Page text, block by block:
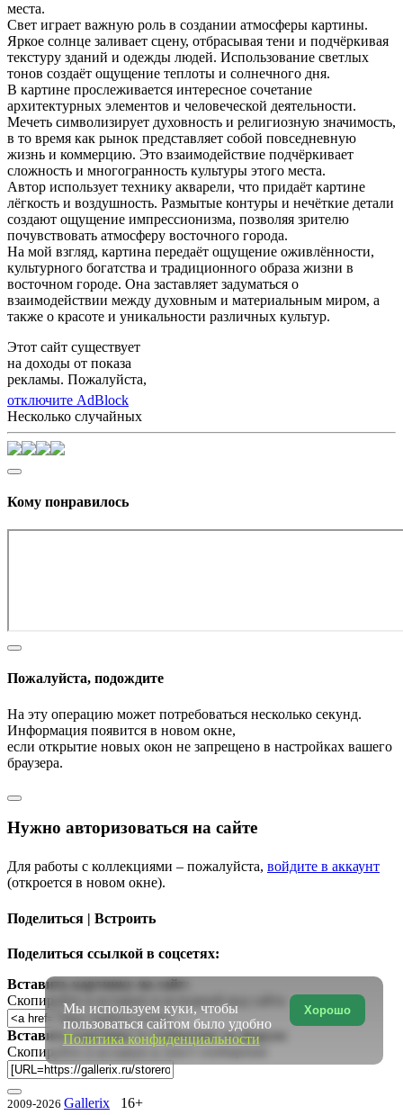
места.
Свет играет важную роль в создании атмосферы картины.
Яркое солнце заливает сцену, отбрасывая тени и подчёркивая
текстуру зданий и одежды людей. Использование светлых
тонов создаёт ощущение теплоты и солнечного дня.
В картине прослеживается интересное сочетание
архитектурных элементов и человеческой деятельности.
Мечеть символизирует духовность и религиозную значимость,
в то время как рынок представляет собой повседневную
жизнь и коммерцию. Это взаимодействие подчёркивает
сложность и многогранность культуры этого места.
Автор использует технику акварели, что придаёт картине
лёгкость и воздушность. Размытые контуры и нечёткие детали
создают ощущение импрессионизма, позволяя зрителю
почувствовать атмосферу восточного города.
На мой взгляд, картина передаёт ощущение оживлённости,
культурного богатства и традиционного образа жизни в
восточном городе. Она заставляет задуматься о
взаимодействии между духовным и материальным миром, а
также о красоте и уникальности различных культур.
Этот сайт существует
на доходы от показа
рекламы. Пожалуйста,
отключите AdBlock
Несколько случайных
Кому понравилось
Пожалуйста, подождите
На эту операцию может потребоваться несколько секунд.
Информация появится в новом окне,
если открытие новых окон не запрещено в настройках вашего
браузера.
Нужно авторизоваться на сайте
Для работы с коллекциями – пожалуйста, войдите в аккаунт
(откроется в новом окне).
Поделиться | Встроить
Поделиться ссылкой в соцсетях:
Вставить картинку на сайт:
Скопируйте и вставьте в исходный код сайта
Вставить картинку в сообщение на форум:
Скопируйте и вставьте в текст сообщения
2009-2026 Gallerix 16+
Хорошо
Мы используем куки, чтобы
пользоваться сайтом было удобно
Политика конфиденциальности